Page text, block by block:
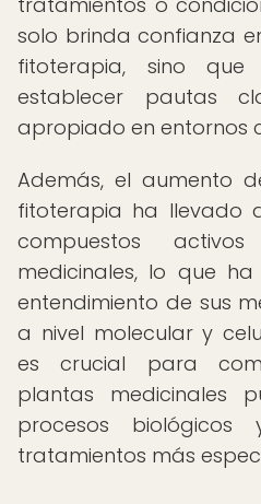
solo brinda confianza
fitoterapia, sino
establecer pautas
apropiado en entornos
Además, el aumento
fitoterapia ha llevado
compuestos
medicinales, lo que
entendimiento de sus
a nivel molecular y
es crucial para
plantas medicinales
procesos
tratamientos más